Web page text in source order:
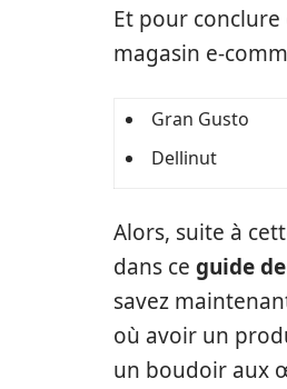
Et pour conclure
magasin e-
Gran Gusto
Dellinut
Alors, suite à
dans ce guide
savez
où avoir un
un boudoir aux